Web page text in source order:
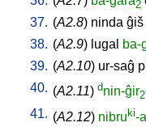
2
37. (A2.8) ninda ĝiš
38. (A2.9) lugal ba-
39. (A2.10) ur-saĝ
40. (A2.11) dnin-ĝir2
41. (A2.12) nibruki-a